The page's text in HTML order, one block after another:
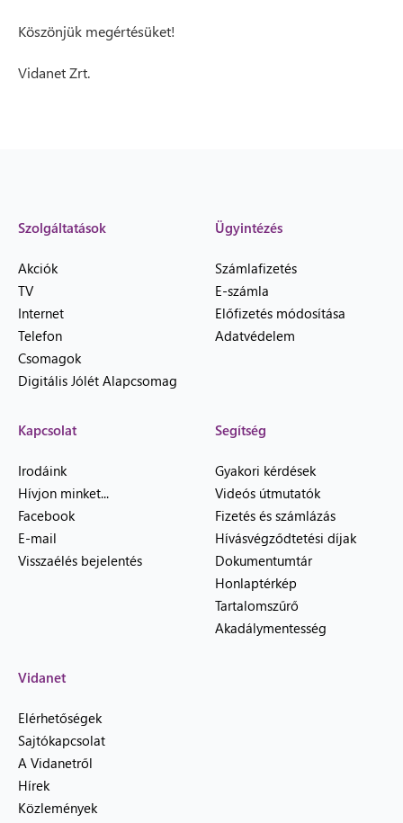
Köszönjük megértésüket!
Vidanet Zrt.
Szolgáltatások
Akciók
TV
Internet
Telefon
Csomagok
Digitális Jólét Alapcsomag
Ügyintézés
Számlafizetés
E-számla
Előfizetés módosítása
Adatvédelem
Kapcsolat
Irodáink
Hívjon minket...
Facebook
E-mail
Visszaélés bejelentés
Segítség
Gyakori kérdések
Videós útmutatók
Fizetés és számlázás
Hívásvégződtetési díjak
Dokumentumtár
Honlaptérkép
Tartalomszűrő
Akadálymentesség
Vidanet
Elérhetőségek
Sajtókapcsolat
A Vidanetről
Hírek
Közlemények